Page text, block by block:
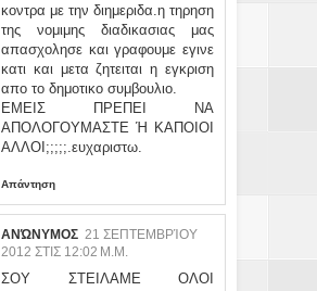
κοντρα με την διημεριδα.η τηρηση
της νομιμης διαδικασιας μας
απασχολησε και γραφουμε εγινε
κατι και μετα ζητειται η εγκριση
απο το δημοτικο συμβουλιο.
ΕΜΕΙΣ ΠΡΕΠΕΙ ΝΑ
ΑΠΟΛΟΓΟΥΜΑΣΤΕ Ή ΚΑΠΟΙΟΙ
ΑΛΛΟΙ;;;;;.ευχαριστω.
Απάντηση
ΑΝΏΝΥΜΟΣ 21 ΣΕΠΤΕΜΒΡΊΟΥ
2012 ΣΤΙΣ 12:02 Μ.Μ.
ΣΟΥ ΣΤΕΙΛΑΜΕ ΟΛΟΙ